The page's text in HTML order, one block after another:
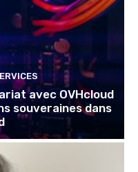
avec OVHcloud
souveraines dans